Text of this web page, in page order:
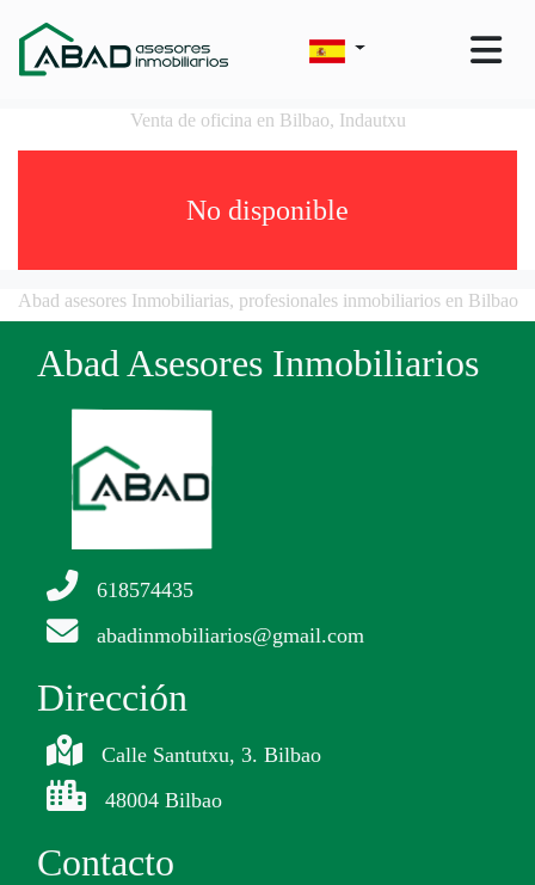
Venta de oficina en Bilbao, Indautxu
No disponible
Abad asesores Inmobiliarias, profesionales inmobiliarios en Bilbao
Abad Asesores Inmobiliarios
618574435
abadinmobiliarios@gmail.com
Dirección
Calle Santutxu, 3. Bilbao
48004 Bilbao
Contacto